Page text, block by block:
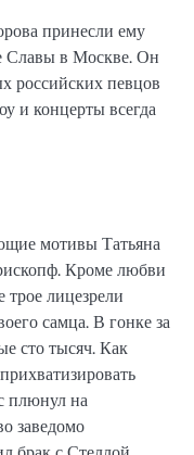
принесли ему
Славы в Москве. Он
российских певцов
и концерты всегда
мотивы Татьяна
Кроме любви
трое лицезрели
самца. В гонке за
сто тысяч. Как
плюнул на
заведомо